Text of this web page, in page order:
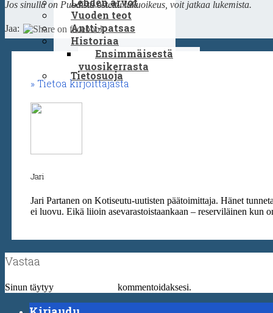
Vuoden teot
Antti-patsas
Historiaa
Ensimmäisestä
vuosikerrasta
Tietosuoja
Jos sinulla on Puodista ostettu lukuoikeus, voit jatkaa lukemista.
Jaa:
Tietoa kirjoittajasta
Jari
Jari Partanen on Kotiseutu-uutisten päätoimittaja. Hänet
ei luovu. Eikä liioin asevarastoistaankaan – reserviläinen kun
Vastaa
Sinun täytyy kommentoidaksesi.